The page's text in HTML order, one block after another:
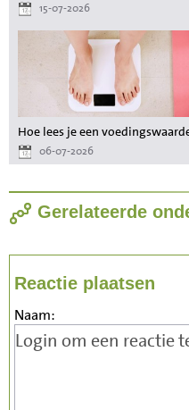
15-07-2026
Hoe lees je een
06-07-2026
Gerelateerde
Reactie plaatsen
Naam: